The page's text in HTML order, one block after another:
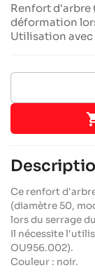
Renfort d'arbre
déformation
Utilisation
Ce renfort
(diamètre 50,
lors du serrage
Il nécessite
OU956.002).
Couleur : noir.